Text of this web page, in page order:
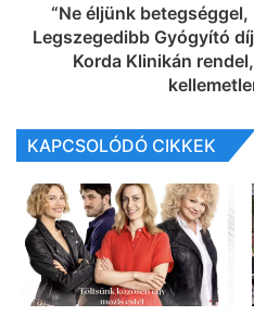
“Ne éljünk betegséggel,
Legszegedibb Gyógyító
Korda Klinikán
KAPCSOLÓDÓ CIKKEK